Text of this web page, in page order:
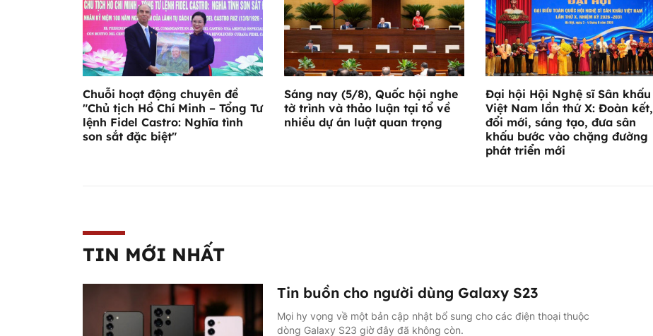
Chuỗi hoạt động chuyên đề
"Chủ tịch Hồ Chí Minh – Tổng Tư
lệnh Fidel Castro: Nghĩa tình
son sắt đặc biệt"
Sáng nay (5/8), Quốc hội nghe
tờ trình và thảo luận tại tổ về
nhiều dự án luật quan trọng
Đại hội Hội Nghệ sĩ Sân khấu
Việt Nam lần thứ X: Đoàn kết,
đổi mới, sáng tạo, đưa sân
khấu bước vào chặng đường
phát triển mới
TIN MỚI NHẤT
Tin buồn cho người dùng Galaxy S23
Mọi hy vọng về một bản cập nhật bổ sung cho các điện thoại thuộc
dòng Galaxy S23 giờ đây đã không còn.